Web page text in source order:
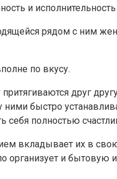
и
рядом с ним
по вкусу.
друг
быстро
себя полностью
вкладывает их в
организует и